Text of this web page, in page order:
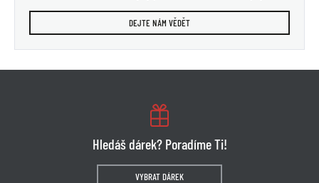
DEJTE NÁM VĚDĚT
Hledáš dárek? Poradíme Ti!
VYBRAT DÁREK